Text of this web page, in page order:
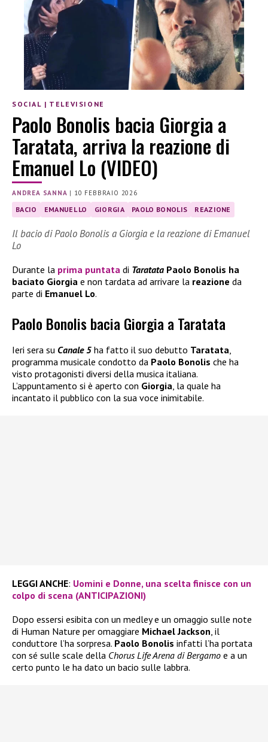
SOCIAL | TELEVISIONE
Paolo Bonolis bacia Giorgia a
Taratata, arriva la reazione di
Emanuel Lo (VIDEO)
ANDREA SANNA | 10 FEBBRAIO 2026
BACIO EMANUEL LO GIORGIA PAOLO BONOLIS REAZIONE
Il bacio di Paolo Bonolis a Giorgia e la reazione di Emanuel
Lo
Durante la prima puntata di Taratata Paolo Bonolis ha
baciato Giorgia e non tardata ad arrivare la reazione da
parte di Emanuel Lo.
Paolo Bonolis bacia Giorgia a Taratata
Ieri sera su Canale 5 ha fatto il suo debutto Taratata,
programma musicale condotto da Paolo Bonolis che ha
visto protagonisti diversi della musica italiana.
L’appuntamento si è aperto con Giorgia, la quale ha
incantato il pubblico con la sua voce inimitabile.
LEGGI ANCHE: Uomini e Donne, una scelta finisce con un
colpo di scena (ANTICIPAZIONI)
Dopo essersi esibita con un medley e un omaggio sulle note
di Human Nature per omaggiare Michael Jackson, il
conduttore l’ha sorpresa. Paolo Bonolis infatti l’ha portata
con sé sulle scale della Chorus Life Arena di Bergamo e a un
certo punto le ha dato un bacio sulle labbra.